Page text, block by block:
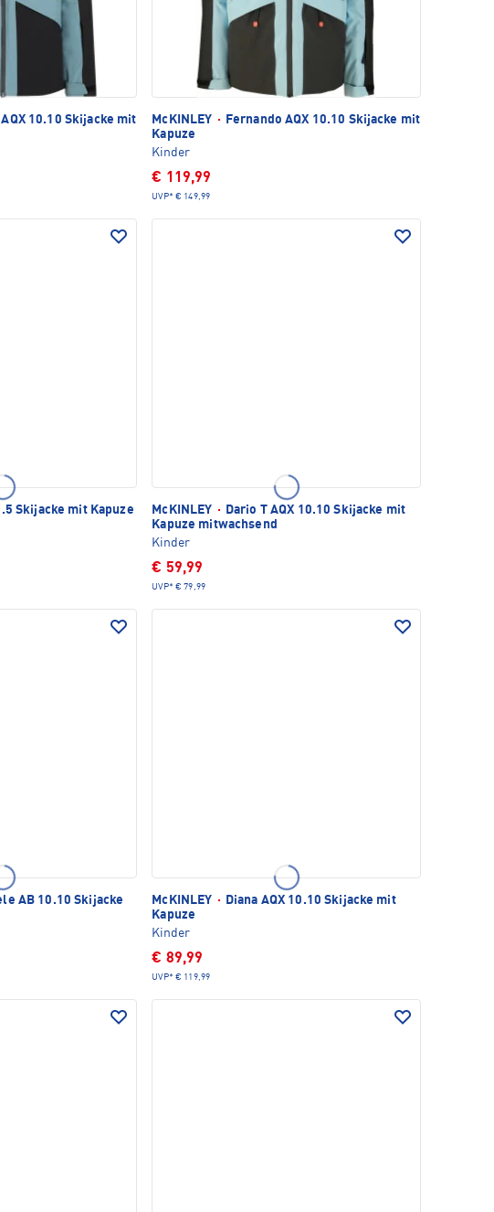
10.10 Skijacke mit
McKINLEY ·
Fernando AQX 10.10 Skijacke mit
Kapuze
Kinder
€ 119,99
UVP* € 149,99
Skijacke mit Kapuze
McKINLEY ·
Dario T AQX 10.10 Skijacke mit
Kapuze mitwachsend
Kinder
€ 59,99
UVP* € 79,99
AB 10.10 Skijacke
McKINLEY ·
Diana AQX 10.10 Skijacke mit
Kapuze
Kinder
€ 89,99
UVP* € 119,99